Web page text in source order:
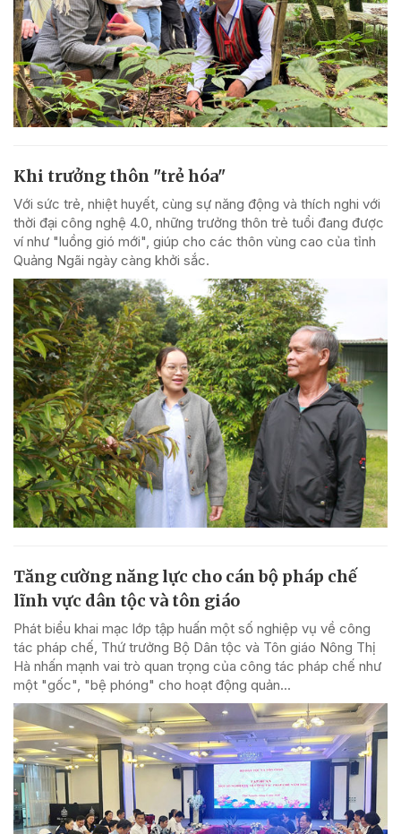
Khi trưởng thôn "trẻ hóa"
Với sức trẻ, nhiệt huyết, cùng sự năng động và thích nghi với
thời đại công nghệ 4.0, những trưởng thôn trẻ tuổi đang được
ví như "luồng gió mới", giúp cho các thôn vùng cao của tỉnh
Quảng Ngãi ngày càng khởi sắc.
Tăng cường năng lực cho cán bộ pháp chế
lĩnh vực dân tộc và tôn giáo
Phát biểu khai mạc lớp tập huấn một số nghiệp vụ về công
tác pháp chế, Thứ trưởng Bộ Dân tộc và Tôn giáo Nông Thị
Hà nhấn mạnh vai trò quan trọng của công tác pháp chế như
một "gốc", "bệ phóng" cho hoạt động quản...